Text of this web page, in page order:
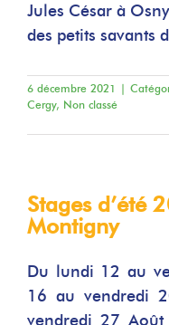
Jules César à
des petits savants
6 décembre 2021 |
Cergy, Non classé
Stages d’été
Montigny
Du lundi 12 au
16 au vendredi
vendredi 27